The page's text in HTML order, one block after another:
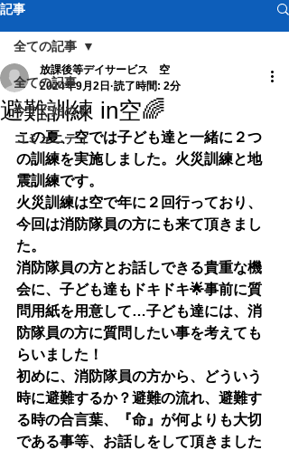
記事
全ての記事
今すぐ始める
コミュニティ
全ての記事
避難訓練 in空🌈
放課後等デイサービス 空
2024年9月2日 読了時間: 2分
この夏、空では子ども達と一緒に２つ
の訓練を実施しました。火災訓練と地
震訓練です。
火災訓練は空で年に２回行っており、
今回は消防隊員の方にも来て頂きまし
た。
消防隊員の方とお話しできる貴重な機
会に、子ども達もドキドキ🌟事前に質
問用紙を用意して…子ども達には、消
防隊員の方に質問したい事を考えても
らいました！
初めに、消防隊員の方から、どういう
時に避難するか？避難の流れ、避難す
る時の合言葉、『命』が何よりも大切
である事等、お話しをして頂きました